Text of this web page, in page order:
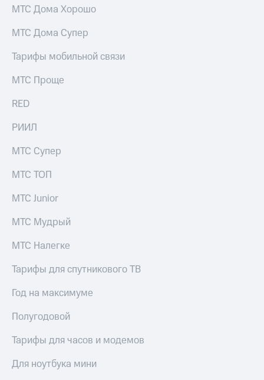
МТС Дома Хорошо
МТС Дома Супер
Тарифы мобильной связи
МТС Проще
RED
РИИЛ
МТС Супер
МТС ТОП
МТС Junior
МТС Мудрый
МТС Налегке
Тарифы для спутникового ТВ
Год на максимуме
Полугодовой
Тарифы для часов и модемов
Для ноутбука мини